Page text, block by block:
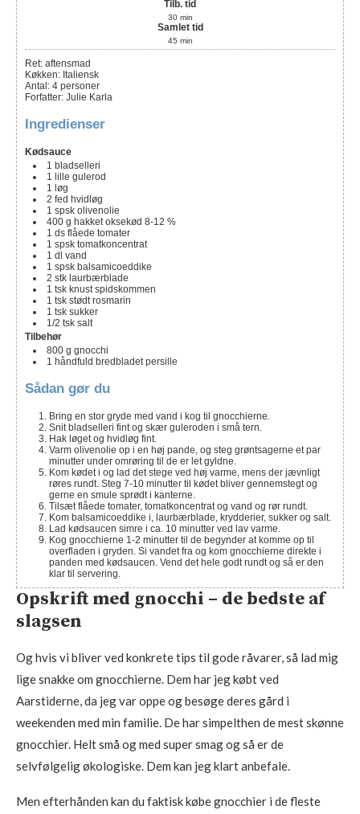
Tilb. tid
30 min
Samlet tid
45 min
Ret: aftensmad
Køkken: Italiensk
Antal : 4 personer
Forfatter: Julie Karla
Ingredienser
Kødsauce
1 bladselleri
1 lille gulerod
1 løg
2 fed hvidløg
1 spsk olivenolie
400 g hakket oksekød 8-12 %
1 ds flåede tomater
1 spsk tomatkoncentrat
1 dl vand
1 spsk balsamicoeddike
2 stk laurbærblade
1 tsk knust spidskommen
1 tsk stødt rosmarin
1 tsk sukker
1/2 tsk salt
Tilbehør
800 g gnocchi
1 håndfuld bredbladet persille
Sådan gør du
Bring en stor gryde med vand i kog til gnocchierne.
Snit bladselleri fint og skær guleroden i små tern.
Hak løget og hvidløg fint.
Varm olivenolie op i en høj pande, og steg grøntsagerne et par
minutter under omrøring til de er let gyldne.
Kom kødet i og lad det stege ved høj varme, mens der jævnligt
røres rundt. Steg 7-10 minutter til kødet bliver gennemstegt og
gerne en smule sprødt i kanterne.
Tilsæt flåede tomater, tomatkoncentrat og vand og rør rundt.
Kom balsamicoeddike i, laurbærblade, krydderier, sukker og salt.
Lad kødsaucen simre i ca. 10 minutter ved lav varme.
Kog gnocchierne 1-2 minutter til de begynder at komme op til
overfladen i gryden. Si vandet fra og kom gnocchierne direkte i
panden med kødsaucen. Vend det hele godt rundt og så er den
klar til servering.
Opskrift med gnocchi – de bedste af
slagsen
Og hvis vi bliver ved konkrete tips til gode råvarer, så lad mig
lige snakke om gnocchierne. Dem har jeg købt ved
Aarstiderne, da jeg var oppe og besøge deres gård i
weekenden med min familie. De har simpelthen de mest skønne
gnocchier. Helt små og med super smag og så er de
selvfølgelig økologiske. Dem kan jeg klart anbefale.
Men efterhånden kan du faktisk købe gnocchier i de fleste